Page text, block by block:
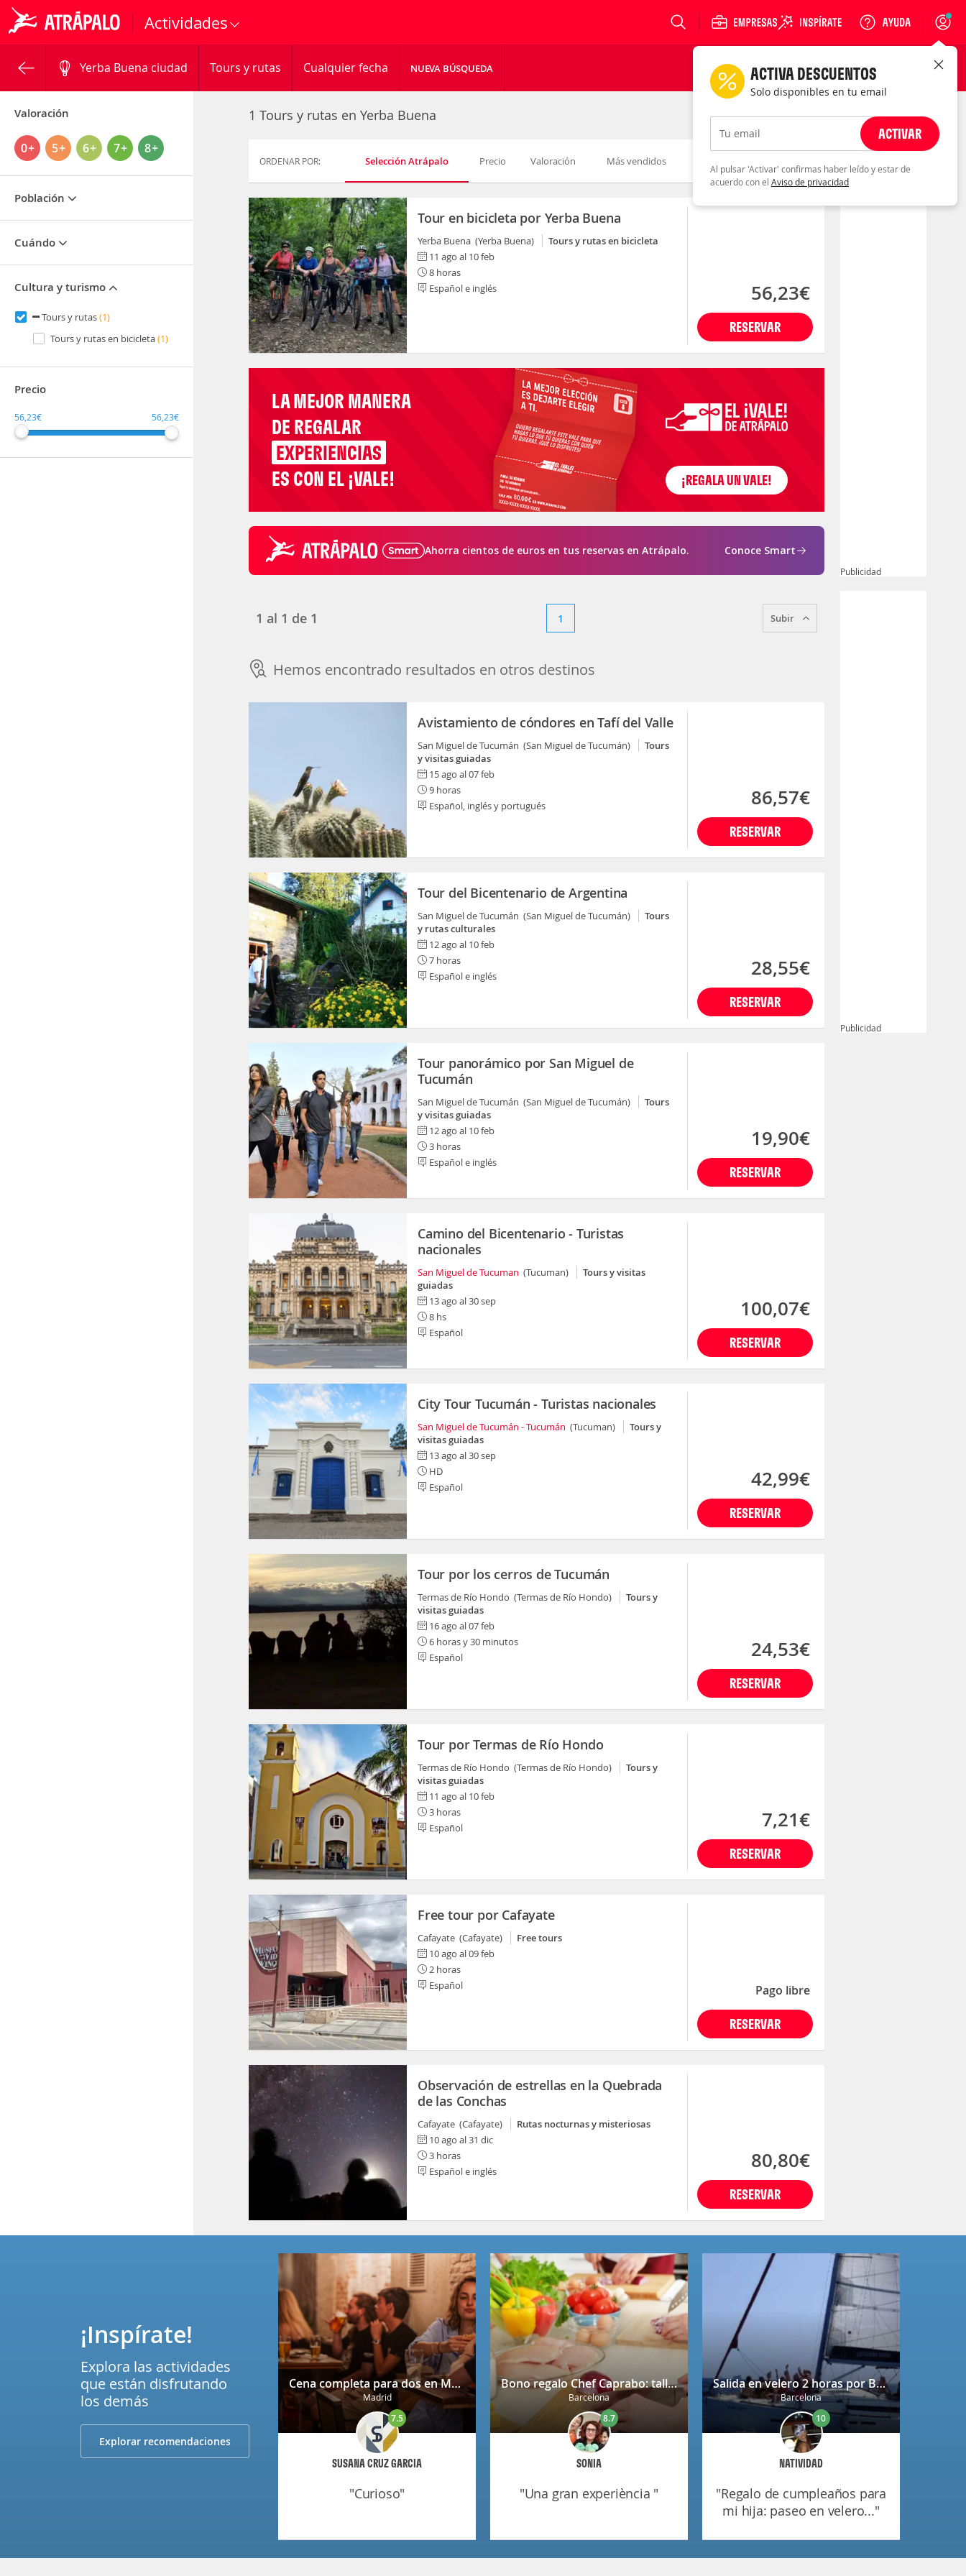
Actividades Login
Yerba Buena ciudad Tours y rutas Cualquier fecha NUEVA BÚSQUEDA
Valoración
0+ 5+ 6+ 7+ 8+
Población
Cuándo
Cultura y turismo
Tours y rutas(1)
Tours y rutas en bicicleta(1)
Precio
56,23€ 56,23€
1 Tours y rutas en Yerba Buena
ORDENAR POR: Selección Atrápalo Precio Valoración Más vendidos
Tour en bicicleta por Yerba Buena
Yerba Buena (Yerba Buena)
Tours y rutas en bicicleta
11 ago al 10 feb
8 horas
Español e inglés
RESERVAR
56,23€
LA MEJOR MANERA
DE REGALAR
EXPERIENCIAS
ES CON EL ¡VALE!
Ahorra cientos de euros en tus reservas en Atrápalo. Conoce Smart
1 al 1 de 1 1 Subir
Hemos encontrado resultados en otros destinos
Avistamiento de cóndores en Tafí del Valle
San Miguel de Tucumán (San Miguel de Tucumán)
Tours
y visitas guiadas
15 ago al 07 feb
9 horas
Español, inglés y portugués
RESERVAR
86,57€
Tour del Bicentenario de Argentina
San Miguel de Tucumán (San Miguel de Tucumán)
Tours
y rutas culturales
12 ago al 10 feb
7 horas
Español e inglés
RESERVAR
28,55€
Tour panorámico por San Miguel de
Tucumán
San Miguel de Tucumán (San Miguel de Tucumán)
Tours
y visitas guiadas
12 ago al 10 feb
3 horas
Español e inglés
RESERVAR
19,90€
Camino del Bicentenario - Turistas
nacionales
San Miguel de Tucuman (Tucuman)
Tours y visitas
guiadas
13 ago al 30 sep
8 hs
Español
RESERVAR
100,07€
City Tour Tucumán - Turistas nacionales
San Miguel de Tucumán - Tucumán (Tucuman)
Tours y
visitas guiadas
13 ago al 30 sep
HD
Español
RESERVAR
42,99€
Tour por los cerros de Tucumán
Termas de Río Hondo (Termas de Río Hondo)
Tours y
visitas guiadas
16 ago al 07 feb
6 horas y 30 minutos
Español
RESERVAR
24,53€
Tour por Termas de Río Hondo
Termas de Río Hondo (Termas de Río Hondo)
Tours y
visitas guiadas
11 ago al 10 feb
3 horas
Español
RESERVAR
7,21€
Free tour por Cafayate
Cafayate (Cafayate)
Free tours
10 ago al 09 feb
2 horas
Español
RESERVAR
Pago libre
Observación de estrellas en la Quebrada
de las Conchas
Cafayate (Cafayate)
Rutas nocturnas y misteriosas
10 ago al 31 dic
3 horas
Español e inglés
RESERVAR
80,80€
Publicidad
Publicidad
Cena completa para dos en Mendrugo con cerveza artesana incluida
Madrid
SUSANA CRUZ GARCIA
7.5
"curioso"
Bono regalo Chef Caprabo: taller de cocina a escoger con degustación
Barcelona
SONIA
8.7
"una gran experiència "
Salida en velero 2 horas por Barcelona
Barcelona
NATIVIDAD
10
"regalo de cumpleaños para
mi hija: paseo en velero..."
¡Inspírate!
Explora las actividades
que están disfrutando
los demás
Explorar recomendaciones
ACTIVA DESCUENTOS
Solo disponibles en tu email
Tu email ACTIVAR
Al pulsar 'Activar' confirmas haber leído y estar de
acuerdo con el Aviso de privacidad